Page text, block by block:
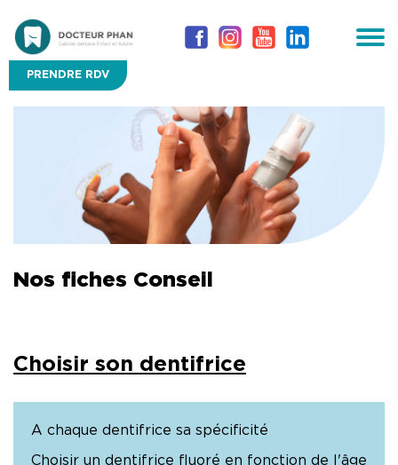
PRENDRE RDV
Nos fiches Conseil
Choisir son dentifrice
A chaque dentifrice sa spécificité
Choisir un dentifrice fluoré en fonction de l'âge